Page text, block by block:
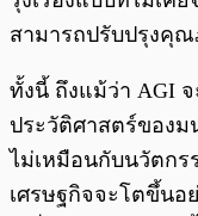
สามารถปรับปรุงคุ
ทั้งนี้ ถึงแม้ว่า AGI
ประวัติศาสตร์ของ
ไม่เหมือนกับนวัตกร
เศรษฐกิจจะโตขึ้นอ